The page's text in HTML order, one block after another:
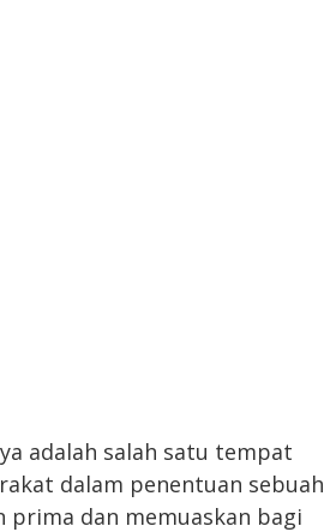
adalah salah satu tempat
dalam penentuan sebuah
prima dan memuaskan bagi